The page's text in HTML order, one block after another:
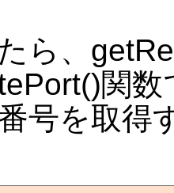
ら、
関
号を取得